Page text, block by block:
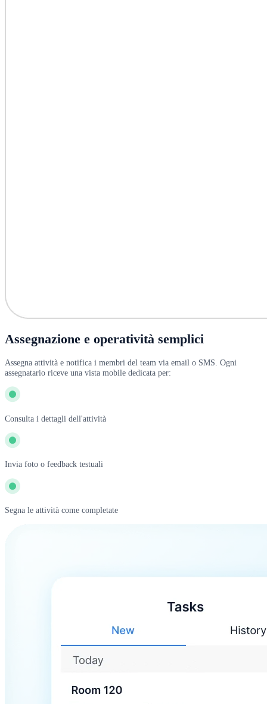
Assegnazione e operatività semplici
Assegna attività e notifica i membri del team via email o SMS. Ogni
assegnatario riceve una vista mobile dedicata per:
Consulta i dettagli dell'attività
Invia foto o feedback testuali
Segna le attività come completate